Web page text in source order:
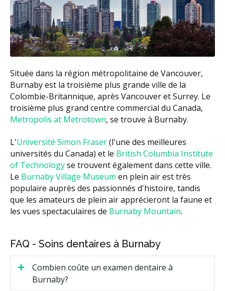
Située dans la région métropolitaine de Vancouver,
Burnaby est la troisième plus grande ville de la
Colombie-Britannique, après Vancouver et Surrey. Le
troisième plus grand centre commercial du Canada,
Metropolis at Metrotown, se trouve à Burnaby.
L'Université Simon Fraser(l'une des meilleures
universités du Canada) et le British Columbia Institute
of Technologyse trouvent également dans cette ville.
Le Burnaby Village Museum en plein air est très
populaire auprès des passionnés d'histoire, tandis
que les amateurs de plein air apprécieront la faune et
les vues spectaculaires de Burnaby Mountain.
FAQ - Soins dentaires à Burnaby
Combien coûte un examen dentaire à
Burnaby?